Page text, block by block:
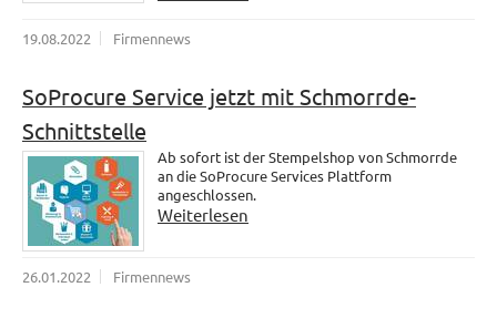
19.08.2022 Firmennews
SoProcure Service jetzt mit Schmorrde-
Schnittstelle
Ab sofort ist der Stempelshop von Schmorrde
an die SoProcure Services Plattform
angeschlossen.
Weiterlesen
26.01.2022 Firmennews